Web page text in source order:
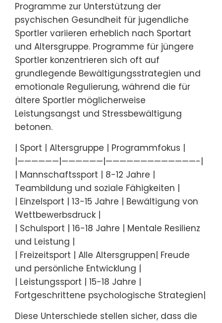
Programme zur Unterstützung der
psychischen Gesundheit für jugendliche
Sportler variieren erheblich nach Sportart
und Altersgruppe. Programme für jüngere
Sportler konzentrieren sich oft auf
grundlegende Bewältigungsstrategien und
emotionale Regulierung, während die für
ältere Sportler möglicherweise
Leistungsangst und Stressbewältigung
betonen.
| Sport | Altersgruppe | Programmfokus |
|——————|——————|—————————————-|
| Mannschaftssport | 8-12 Jahre |
Teambildung und soziale Fähigkeiten |
| Einzelsport | 13-15 Jahre | Bewältigung von
Wettbewerbsdruck |
| Schulsport | 16-18 Jahre | Mentale Resilienz
und Leistung |
| Freizeitsport | Alle Altersgruppen| Freude
und persönliche Entwicklung |
| Leistungssport | 15-18 Jahre |
Fortgeschrittene psychologische Strategien|
Diese Unterschiede stellen sicher, dass die